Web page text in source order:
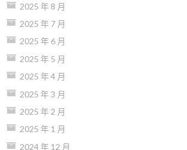
2025 年 8 月
2025 年 7 月
2025 年 6 月
2025 年 5 月
2025 年 4 月
2025 年 3 月
2025 年 2 月
2025 年 1 月
2024 年 12 月